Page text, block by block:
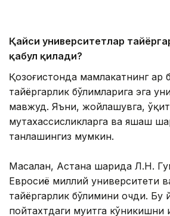
Қайси университетлар
қабул қилади?
Қозоғистонда мамлакатнинг ҳар
тайёргарлик бўлимларига эга
мавжуд. Яъни, жойлашувга,
мутахассисликларга ва яшаш
танлашингиз мумкин.
Масалан, Астана шаҳрида Л.Н.
Евросиё миллий университети
тайёргарлик бўлимини очди. Бу
пойтахтдаги муҳитга кўникишни